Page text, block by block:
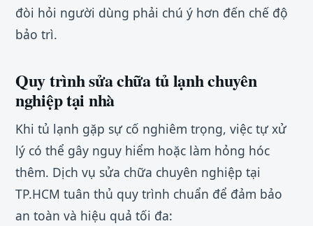
đòi hỏi người dùng phải chú ý hơn đến chế độ
bảo trì.
Quy trình sửa chữa tủ lạnh chuyên
nghiệp tại nhà
Khi tủ lạnh gặp sự cố nghiêm trọng, việc tự xử
lý có thể gây nguy hiểm hoặc làm hỏng hóc
thêm. Dịch vụ sửa chữa chuyên nghiệp tại
TP.HCM tuân thủ quy trình chuẩn để đảm bảo
an toàn và hiệu quả tối đa: